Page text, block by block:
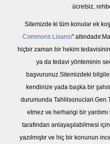
ücretsiz,
Sitemizde ki tüm konular ek
Commons Lisansı"
hiçbir zaman bir hekim
ya da tedavi yönteminin
başvurunuz.Sitemizdeki
kendinize yada başka bir
durumunda
etmez ve herhangi bir
tarafından anlayaşılabilmesi
yazılmıştır ve hiç bir konunun